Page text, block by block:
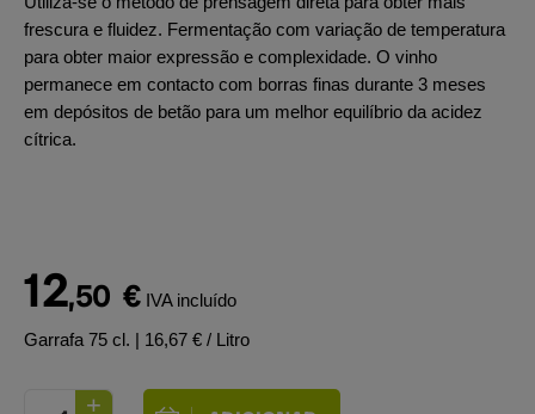
frescura e fluidez. Fermentação com variação de temperatura
para obter maior expressão e complexidade. O vinho
permanece em contacto com borras finas durante 3 meses
em depósitos de betão para um melhor equilíbrio da acidez
cítrica.
12,50 € IVA incluído
Garrafa 75 cl. | 16,67 € / Litro